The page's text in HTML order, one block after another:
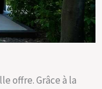
offre. Grâce à la